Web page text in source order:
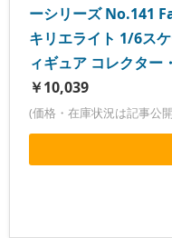
ーシリーズ No.141
キリエライト 1/6ス
ィギュア コレクター
￥10,039
(価格・在庫状況は記事公